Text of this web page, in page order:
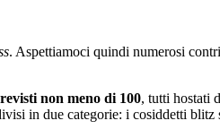
. Aspettiamoci quindi numerosi
non meno di 100, tutti hostati
in due categorie: i cosiddetti